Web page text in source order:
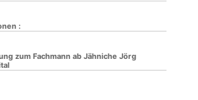
:
zum Fachmann ab Jähniche Jörg